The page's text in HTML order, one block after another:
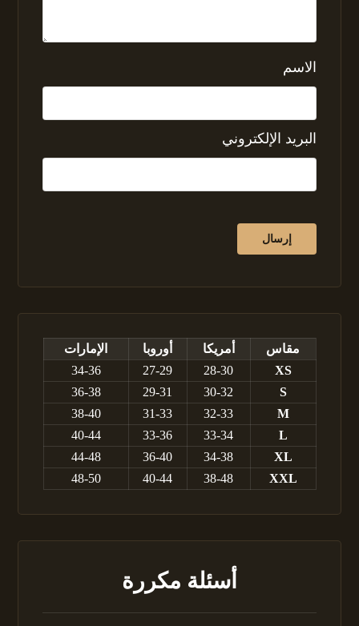
الاسم
البريد الإلكتروني
مقاس أمريكا أوروبا
الإمارات
XS
28-30
27-29
34-36
S
30-32
29-31
36-38
M
32-33
31-33
38-40
L
33-34
33-36
40-44
XL
34-38
36-40
44-48
XXL
38-48
40-44
48-50
أسئلة مكررة